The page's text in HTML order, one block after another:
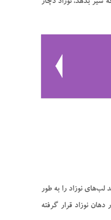
شیر بدهد، نوزاد دچار
لب‌های نوزاد را به طور
نوزاد قرار گرفته